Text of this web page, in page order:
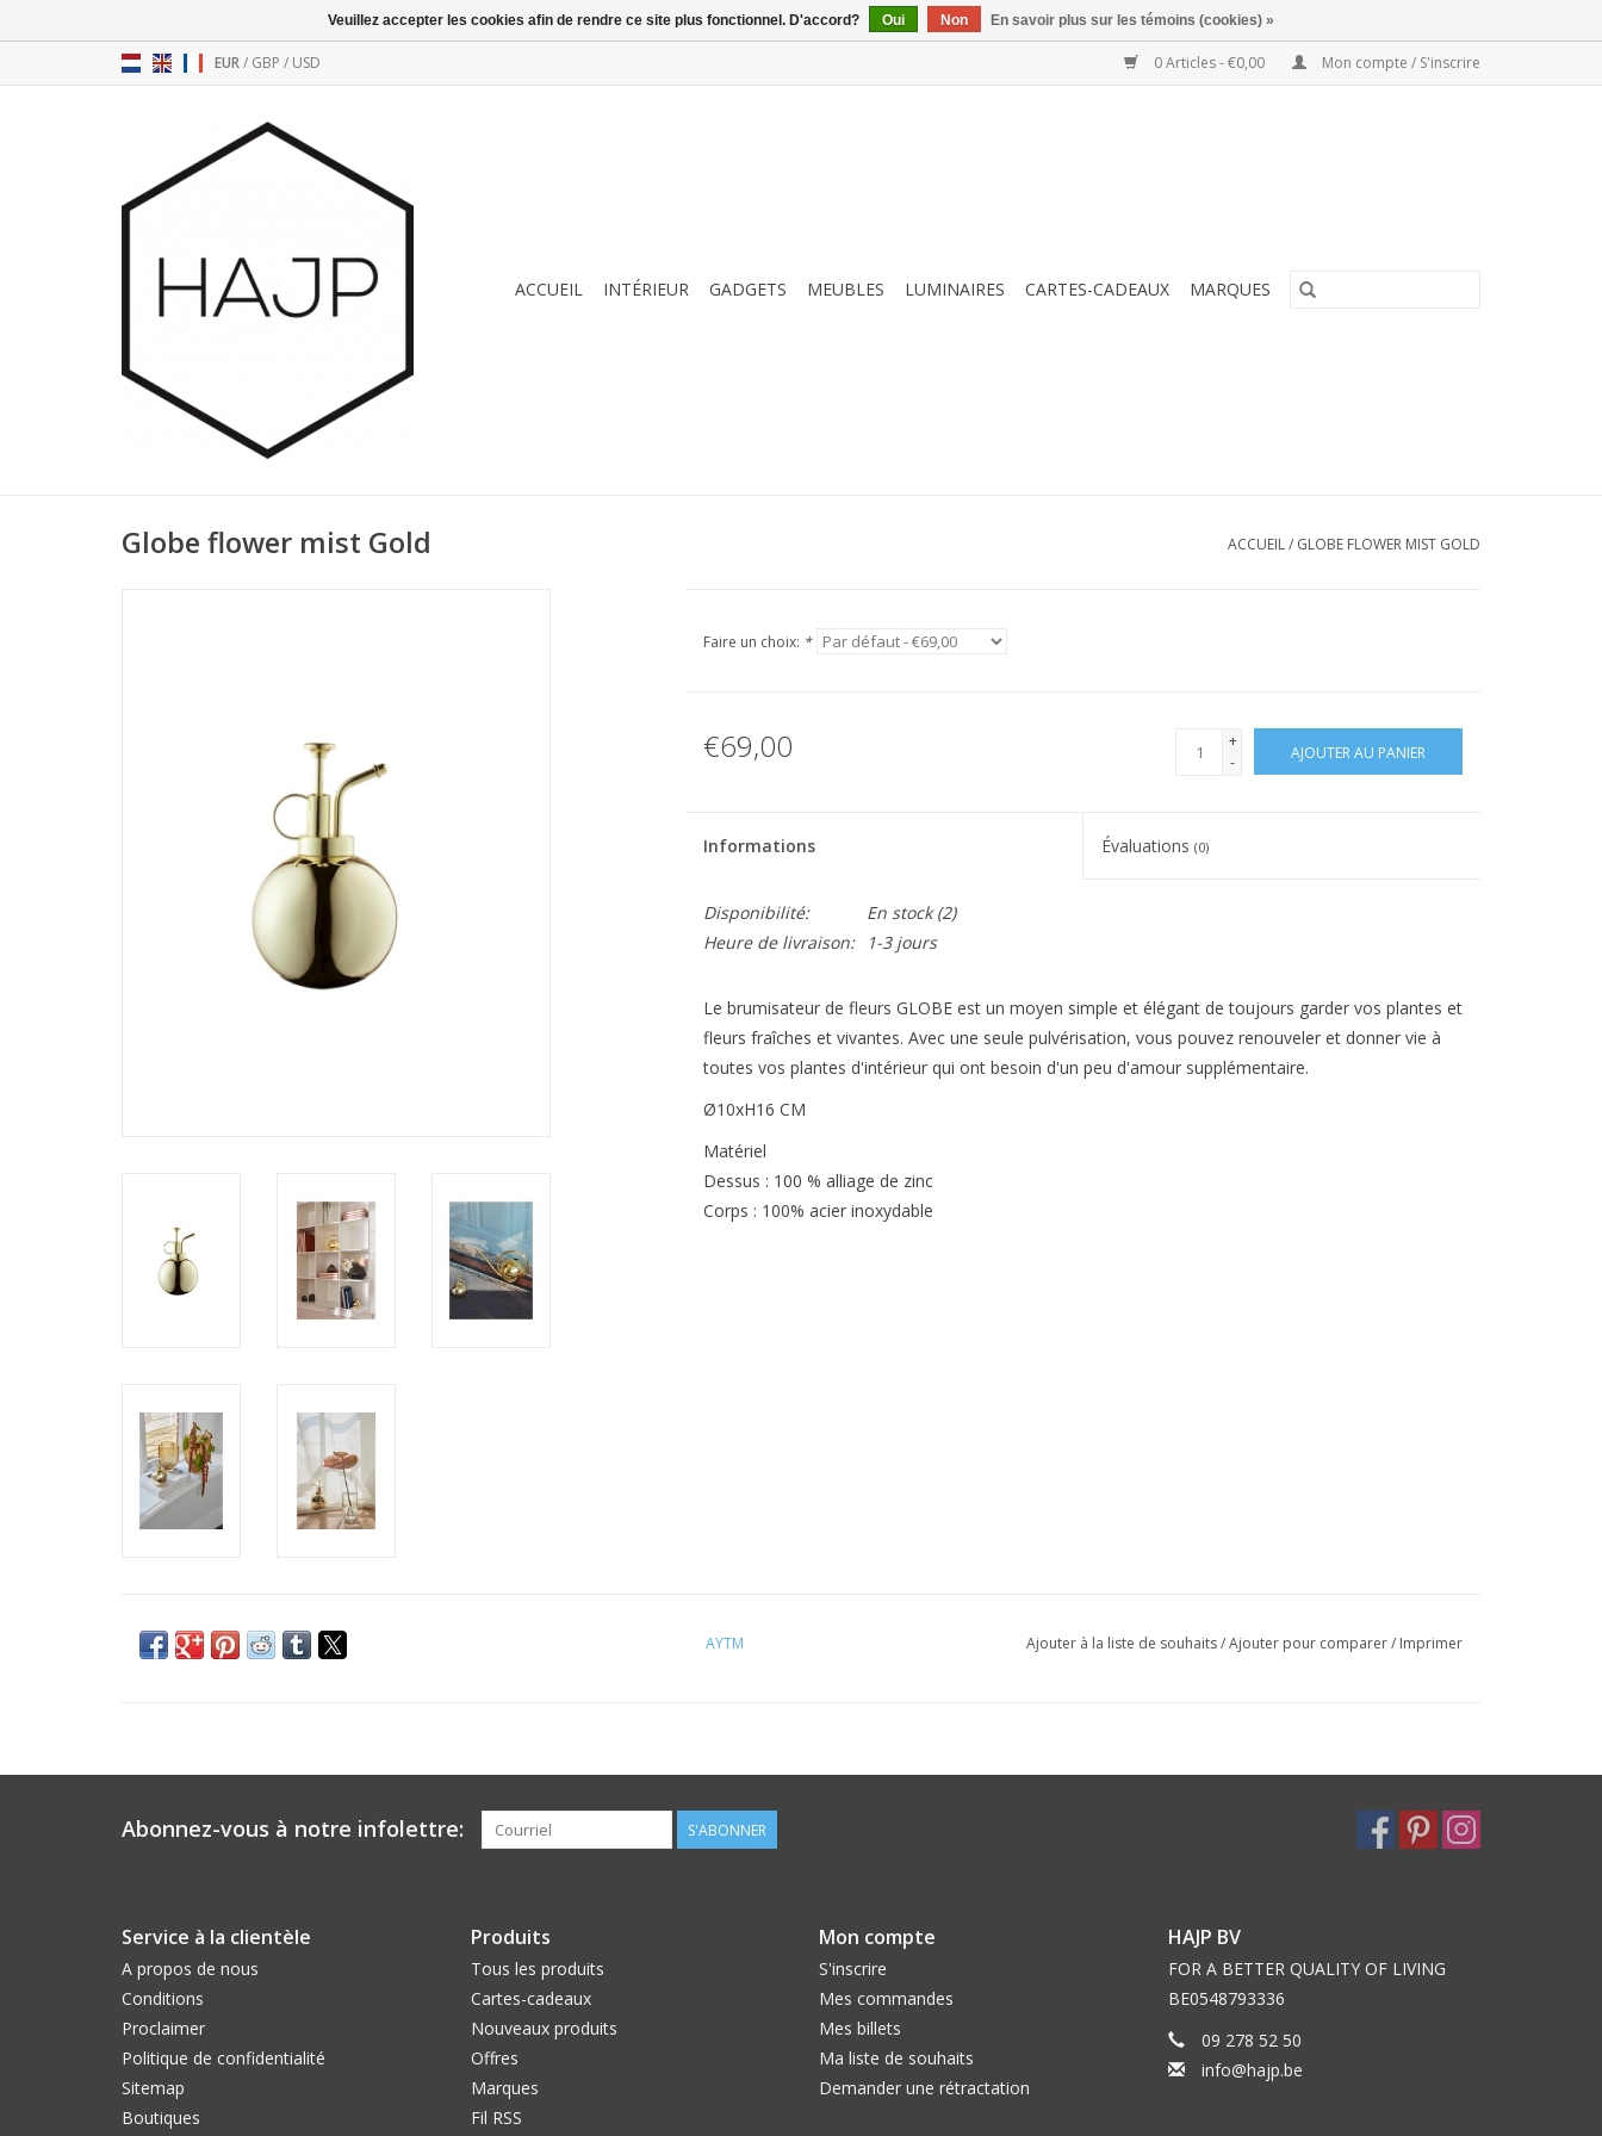
EUR/ GBP / USD 0 Articles - €0,00 Mon compte / S'inscrire
ACCUEIL INTÉRIEUR GADGETS MEUBLES LUMINAIRES CARTES-CADEAUX MARQUES
Globe flower mist Gold ACCUEIL/ GLOBE FLOWER MIST GOLD
Faire un choix: *
€69,00
+
-
AJOUTER AU PANIER
Informations Évaluations(0)
Disponibilité: En stock(2)
Heure de livraison:
1-3 jours
Le brumisateur de fleurs GLOBE est un moyen simple et élégant de toujours garder vos plantes et
fleurs fraîches et vivantes. Avec une seule pulvérisation, vous pouvez renouveler et donner vie à
toutes vos plantes d'intérieur qui ont besoin d'un peu d'amour supplémentaire.
Ø10xH16 CM
Matériel
Dessus : 100 % alliage de zinc
Corps : 100% acier inoxydable
AYTM Ajouter à la liste de souhaits/Ajouter pour comparer/ Imprimer
Abonnez-vous à notre infolettre: S'ABONNER
Service à la clientèle
A propos de nous
Conditions
Proclaimer
Politique de confidentialité
Sitemap
Boutiques
Produits
Tous les produits
Cartes-cadeaux
Nouveaux produits
Offres
Marques
Fil RSS
Mon compte
S'inscrire
Mes commandes
Mes billets
Ma liste de souhaits
Demander une rétractation
HAJP BV
FOR A BETTER QUALITY OF LIVING
BE0548793336
09 278 52 50
info@hajp.be
Veuillez accepter les cookies afin de rendre ce site plus fonctionnel. D'accord? Oui Non En savoir plus sur les témoins (cookies) »